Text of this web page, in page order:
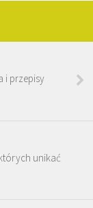
i przepisy
unikać